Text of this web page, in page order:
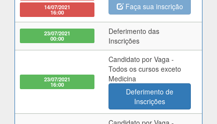
14/07/2021
16:00
Faça sua inscrição
23/07/2021
00:00
Deferimento das
Inscrições
23/07/2021
16:00
Candidato por Vaga -
Todos os cursos exceto
Medicina
Deferimento de
Inscrições